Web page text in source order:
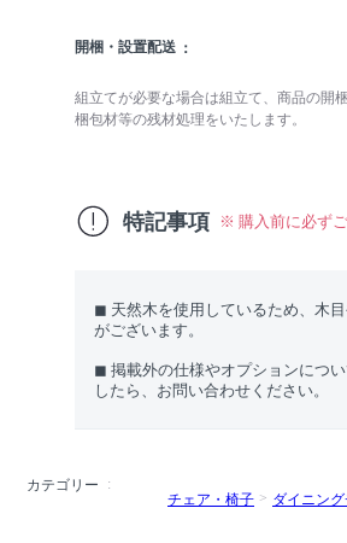
開梱・設置配送
組立てが必要な場合は組立て、商品の開
梱包材等の残材処理をいたします。
特記事項 ※ 購入前に必ず
◼︎ 天然木を使用しているため、木
がございます。
◼︎ 掲載外の仕様やオプションにつ
したら、お問い合わせください。
カテゴリー
チェア・椅子
ダイニン